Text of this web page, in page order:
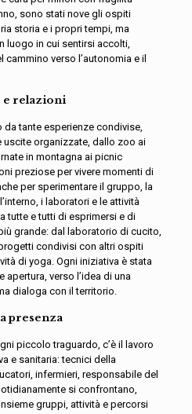
sono stati nove gli ospiti
storia e i propri tempi, ma
luogo in cui sentirsi accolti,
verso l’autonomia e il
e relazioni
tante esperienze condivise,
uscite organizzate, dallo zoo ai
in montagna ai picnic
preziose per vivere momenti di
per sperimentare il gruppo, la
i laboratori e le attività
tutte e tutti di esprimersi e di
grande: dal laboratorio di cucito,
condivisi con altri ospiti
di yoga. Ogni iniziativa è stata
verso l’idea di una
dialoga con il territorio.
presenza
piccolo traguardo, c’è il lavoro
e sanitaria: tecnici della
infermieri, responsabile del
si confrontano,
gruppi, attività e percorsi